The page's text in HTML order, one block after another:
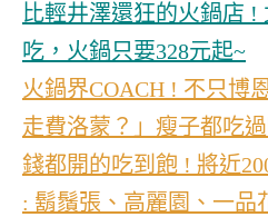
比輕井澤還狂的火鍋店 !
吃，火鍋只要328元起~
火鍋界COACH ! 不只博
走費洛蒙？」瘦子都吃
錢都開的吃到飽 ! 將近
: 鬍鬚張、高麗園、一品